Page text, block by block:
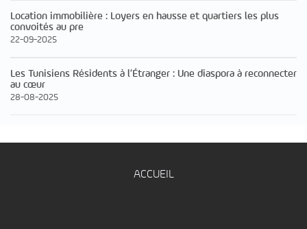
Location immobilière : Loyers en hausse et quartiers les plus
convoités au pre
22-09-2025
Les Tunisiens Résidents à l’Étranger : Une diaspora à reconnecter
au cœur
28-08-2025
ACCUEIL